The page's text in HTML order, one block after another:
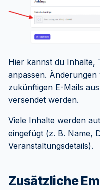
Hier kannst du Inhalte,
anpassen.
zukünftigen E-Mails
versendet werden.
Viele Inhalte werden
eingefügt (z. B. Name,
Veranstaltungsdetails).
Zusätzliche